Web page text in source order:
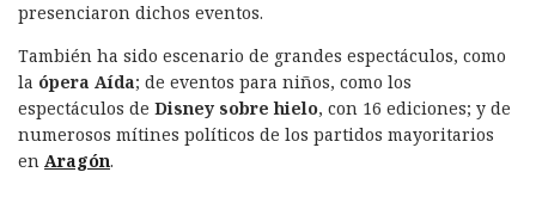
presenciaron dichos eventos.
También ha sido escenario de grandes espectáculos, como
la ópera Aída; de eventos para niños, como los
espectáculos de Disney sobre hielo, con 16 ediciones; y de
numerosos mítines políticos de los partidos mayoritarios
en Aragón.